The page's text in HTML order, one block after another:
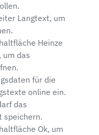
Langtext, um
Heinze
um das
für die
online ein.
das
speichern.
Ok, um